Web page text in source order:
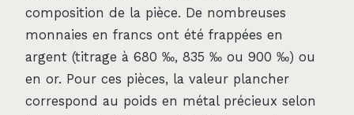
composition de la pièce. De nombreuses
monnaies en francs ont été frappées en
argent (titrage à 680 ‰, 835 ‰ ou 900 ‰) ou
en or. Pour ces pièces, la valeur plancher
correspond au poids en métal précieux selon